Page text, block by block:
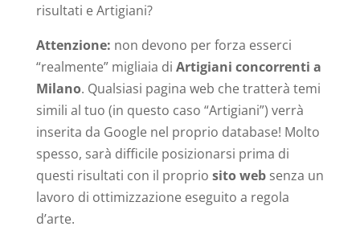
risultati e Artigiani?
Attenzione: non devono per forza esserci
“realmente” migliaia di Artigiani concorrenti a
Milano. Qualsiasi pagina web che tratterà temi
simili al tuo (in questo caso “Artigiani”) verrà
inserita da Google nel proprio database! Molto
spesso, sarà difficile posizionarsi prima di
questi risultati con il proprio sito websenza un
lavoro di ottimizzazione eseguito a regola
d’arte.